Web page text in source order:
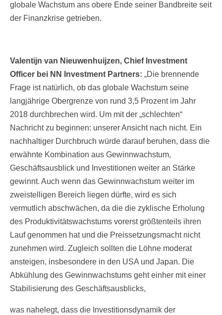
globale Wachstum ans obere Ende seiner Bandbreite seit
der Finanzkrise getrieben.
Valentijn van Nieuwenhuijzen, Chief Investment
Officer bei NN Investment Partners: „Die brennende
Frage ist natürlich, ob das globale Wachstum seine
langjährige Obergrenze von rund 3,5 Prozent im Jahr
2018 durchbrechen wird. Um mit der „schlechten“
Nachricht zu beginnen: unserer Ansicht nach nicht. Ein
nachhaltiger Durchbruch würde darauf beruhen, dass die
erwähnte Kombination aus Gewinnwachstum,
Geschäftsausblick und Investitionen weiter an Stärke
gewinnt. Auch wenn das Gewinnwachstum weiter im
zweistelligen Bereich liegen dürfte, wird es sich
vermutlich abschwächen, da die die zyklische Erholung
des Produktivitätswachstums vorerst größtenteils ihren
Lauf genommen hat und die Preissetzungsmacht nicht
zunehmen wird. Zugleich sollten die Löhne moderat
ansteigen, insbesondere in den USA und Japan. Die
Abkühlung des Gewinnwachstums geht einher mit einer
Stabilisierung des Geschäftsausblicks,
was nahelegt, dass die Investitionsdynamik der